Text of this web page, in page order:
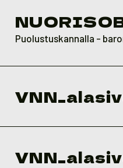
Puolustuskannalla -